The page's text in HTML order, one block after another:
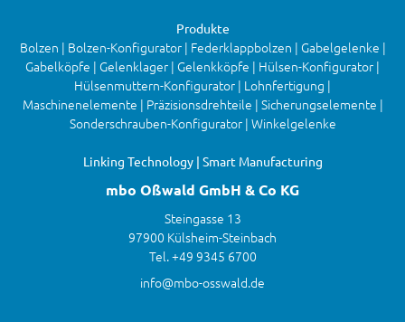
Produkte
Bolzen | Bolzen-Konfigurator | Federklappbolzen | Gabelgelenke |
Gabelköpfe | Gelenklager | Gelenkköpfe | Hülsen-Konfigurator |
Hülsenmuttern-Konfigurator | Lohnfertigung |
Maschinenelemente | Präzisionsdrehteile | Sicherungselemente |
Sonderschrauben-Konfigurator | Winkelgelenke
Linking Technology | Smart Manufacturing
mbo Oßwald GmbH & Co KG
Steingasse 13
97900 Külsheim-Steinbach
Tel. +49 9345 6700
info@mbo-osswald.de